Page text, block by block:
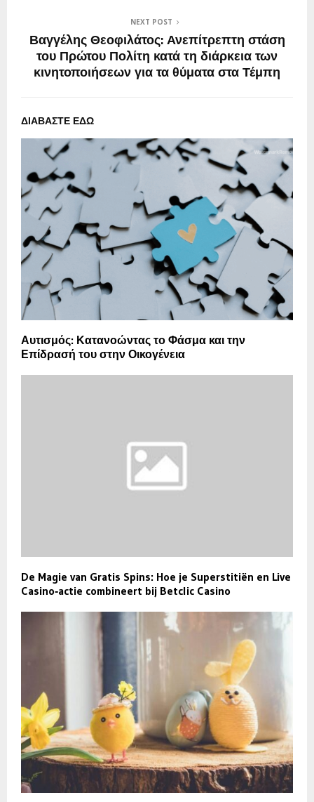
NEXT POST
Βαγγέλης Θεοφιλάτος: Ανεπίτρεπτη στάση
του Πρώτου Πολίτη κατά τη διάρκεια των
κινητοποιήσεων για τα θύματα στα Τέμπη
ΔΙΑΒΑΣΤΕ ΕΔΩ
Αυτισμός: Κατανοώντας το Φάσμα και την
Επίδρασή του στην Οικογένεια
De Magie van Gratis Spins: Hoe je Superstitiën en Live
Casino‑actie combineert bij Betclic Casino